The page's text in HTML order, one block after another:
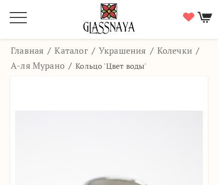
Главная / Каталог / Украшения / Колечки /
А-ля Мурано / Кольцо 'Цвет воды'